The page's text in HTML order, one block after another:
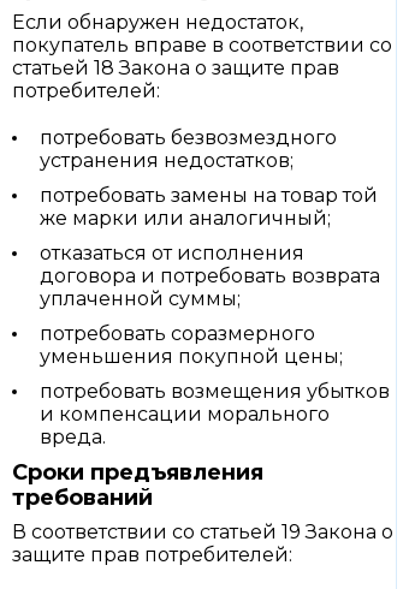
Если обнаружен недостаток,
покупатель вправе в соответствии со
статьей 18 Закона о защите прав
потребителей:
потребовать безвозмездного
устранения недостатков;
потребовать замены на товар той
же марки или аналогичный;
отказаться от исполнения
договора и потребовать возврата
уплаченной суммы;
потребовать соразмерного
уменьшения покупной цены;
потребовать возмещения убытков
и компенсации морального
вреда.
Сроки предъявления
требований
В соответствии со статьей 19 Закона о
защите прав потребителей: